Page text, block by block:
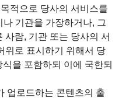
적으로 당사의 서비스를
기관을 가장하거나, 그
사람, 기관 또는 당사의 서
위로 표시하기 위해서 당
을 포함하되 이에 국한되
업로드하는 콘텐츠의 출